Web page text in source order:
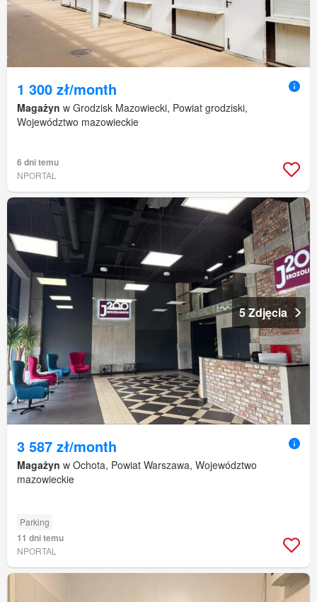
1 300 zł/month
Magażyn w Grodzisk Mazowiecki, Powiat grodziski,
Województwo mazowieckie
6 dni temu
NPORTAL
5 Zdjęcia
3 587 zł/month
Magażyn w Ochota, Powiat Warszawa, Województwo
mazowieckie
Parking
11 dni temu
NPORTAL